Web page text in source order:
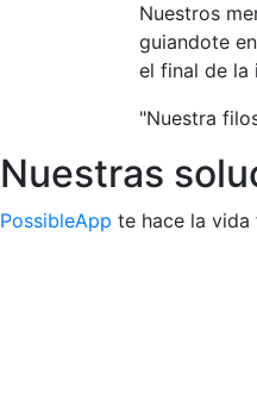
Nuestros
guiandote
el final de la
"Nuestra
Nuestras
PossibleApp te hace la vida